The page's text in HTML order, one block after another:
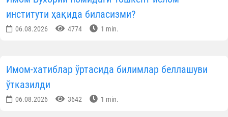
Юртимиз шарафини ҳимоя
Эркак қорилар: